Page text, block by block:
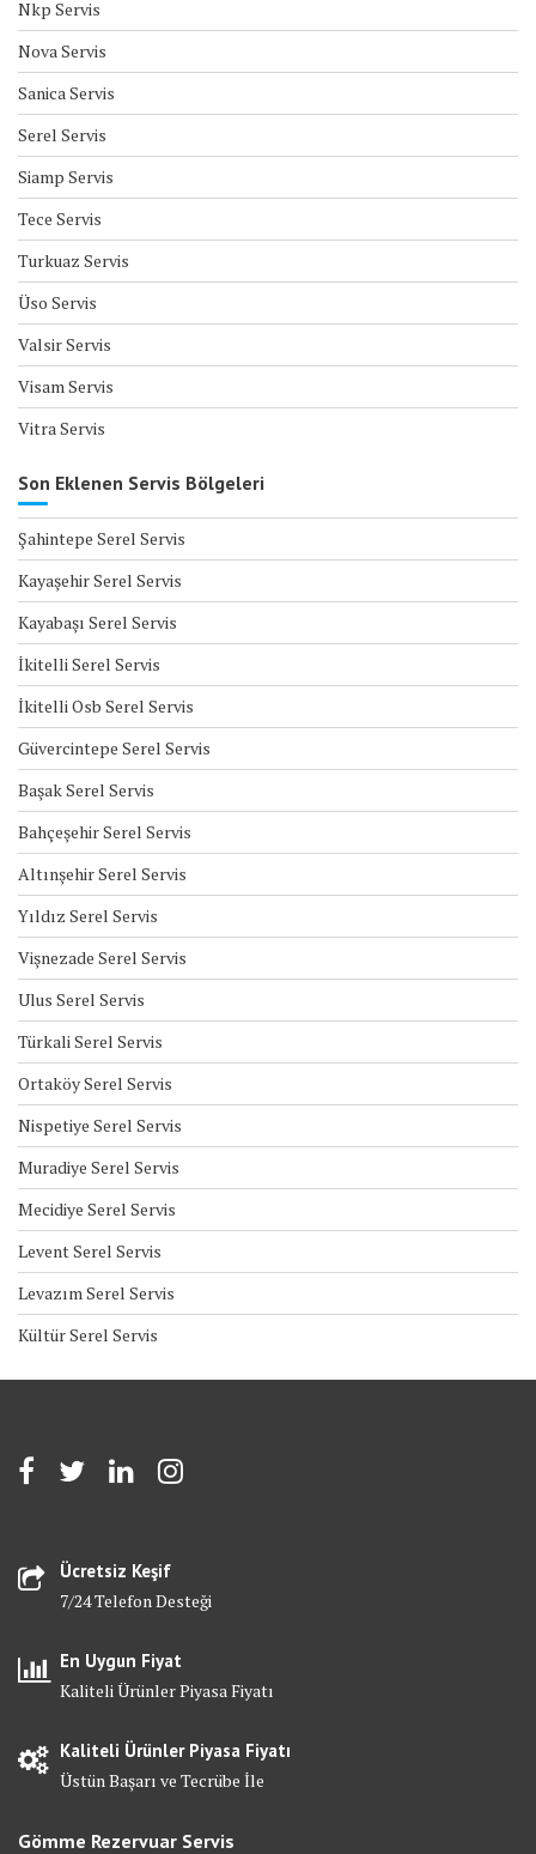
Nkp Servis
Nova Servis
Sanica Servis
Serel Servis
Siamp Servis
Tece Servis
Turkuaz Servis
Üso Servis
Valsir Servis
Visam Servis
Vitra Servis
Son Eklenen Servis Bölgeleri
Şahintepe Serel Servis
Kayaşehir Serel Servis
Kayabaşı Serel Servis
İkitelli Serel Servis
İkitelli Osb Serel Servis
Güvercintepe Serel Servis
Başak Serel Servis
Bahçeşehir Serel Servis
Altınşehir Serel Servis
Yıldız Serel Servis
Vişnezade Serel Servis
Ulus Serel Servis
Türkali Serel Servis
Ortaköy Serel Servis
Nispetiye Serel Servis
Muradiye Serel Servis
Mecidiye Serel Servis
Levent Serel Servis
Levazım Serel Servis
Kültür Serel Servis
Ücretsiz Keşif
7/24 Telefon Desteği
En Uygun Fiyat
Kaliteli Ürünler Piyasa Fiyatı
Kaliteli Ürünler Piyasa Fiyatı
Üstün Başarı ve Tecrübe İle
Gömme Rezervuar Servis